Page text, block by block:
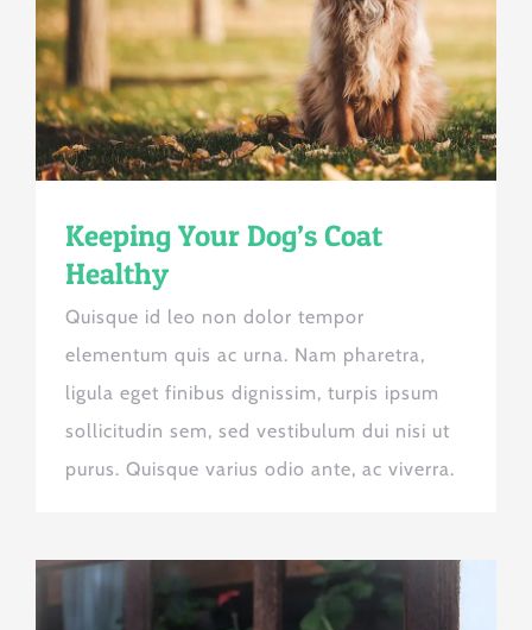
Keeping Your Dog’s Coat
Healthy
Quisque id leo non dolor tempor
elementum quis ac urna. Nam pharetra,
ligula eget finibus dignissim, turpis ipsum
sollicitudin sem, sed vestibulum dui nisi ut
purus. Quisque varius odio ante, ac viverra.